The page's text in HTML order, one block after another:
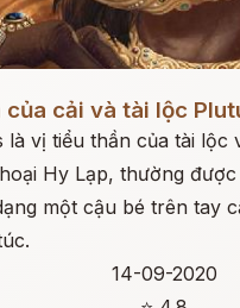
của cải và tài lộc
là vị tiểu thần của tài lộc
Hy Lạp, thường
một cậu bé trên tay
14-09-2020